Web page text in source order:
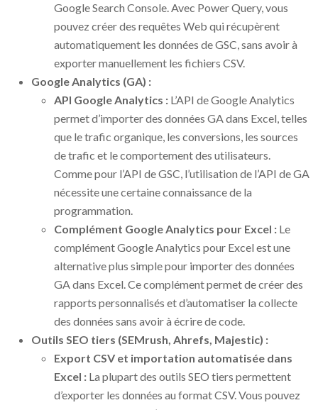
Google Search Console. Avec Power Query, vous
pouvez créer des requêtes Web qui récupèrent
automatiquement les données de GSC, sans avoir à
exporter manuellement les fichiers CSV.
Google Analytics (GA) :
API Google Analytics : L’API de Google Analytics
permet d’importer des données GA dans Excel, telles
que le trafic organique, les conversions, les sources
de trafic et le comportement des utilisateurs.
Comme pour l’API de GSC, l’utilisation de l’API de GA
nécessite une certaine connaissance de la
programmation.
Complément Google Analytics pour Excel : Le
complément Google Analytics pour Excel est une
alternative plus simple pour importer des données
GA dans Excel. Ce complément permet de créer des
rapports personnalisés et d’automatiser la collecte
des données sans avoir à écrire de code.
Outils SEO tiers (SEMrush, Ahrefs, Majestic) :
Export CSV et importation automatisée dans
Excel : La plupart des outils SEO tiers permettent
d’exporter les données au format CSV. Vous pouvez